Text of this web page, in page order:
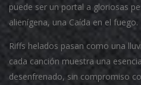
puede ser un portal a gloriosas
alienígena, una Caída en el fuego.
Riffs helados pasan como una
cada canción muestra una
desenfrenado, sin compromiso